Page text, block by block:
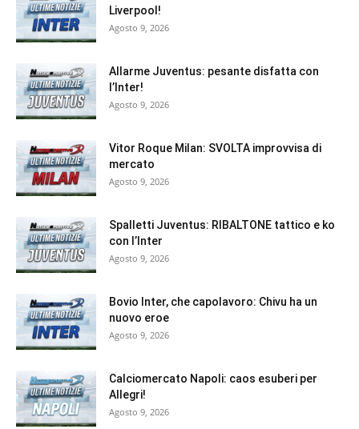
Liverpool!
Agosto 9, 2026
Allarme Juventus: pesante disfatta con
l’Inter!
Agosto 9, 2026
Vitor Roque Milan: SVOLTA improvvisa di
mercato
Agosto 9, 2026
Spalletti Juventus: RIBALTONE tattico e ko
con l’Inter
Agosto 9, 2026
Bovio Inter, che capolavoro: Chivu ha un
nuovo eroe
Agosto 9, 2026
Calciomercato Napoli: caos esuberi per
Allegri!
Agosto 9, 2026